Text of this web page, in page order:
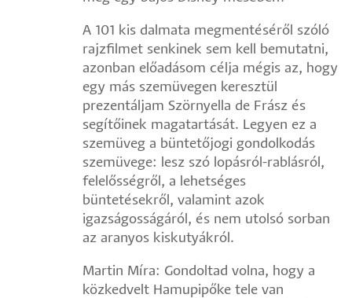
A 101 kis dalmata megmentéséről szóló
rajzfilmet senkinek sem kell bemutatni,
azonban előadásom célja mégis az, hogy
egy más szemüvegen keresztül
prezentáljam Szörnyella de Frász és
segítőinek magatartását. Legyen ez a
szemüveg a büntetőjogi gondolkodás
szemüvege: lesz szó lopásról-rablásról,
felelősségről, a lehetséges
büntetésekről, valamint azok
igazságosságáról, és nem utolsó sorban
az aranyos kiskutyákról.
Martin Míra: Gondoltad volna, hogy a
közkedvelt Hamupipőke tele van